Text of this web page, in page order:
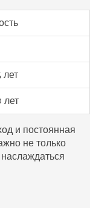
лет
лет
и постоянная
не только